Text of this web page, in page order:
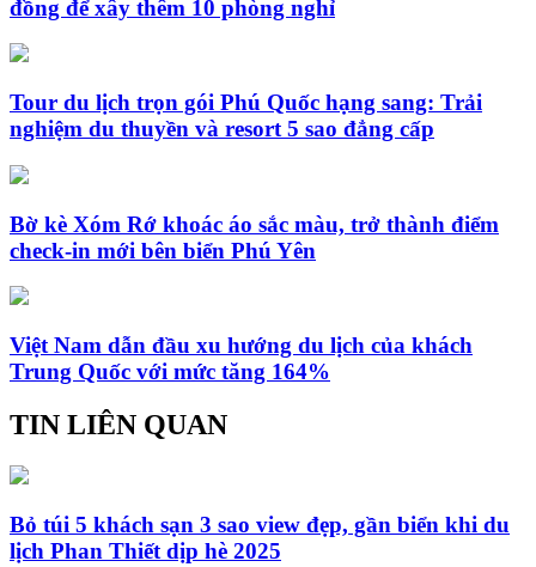
đồng để xây thêm 10 phòng nghỉ
Tour du lịch trọn gói Phú Quốc hạng sang: Trải
nghiệm du thuyền và resort 5 sao đẳng cấp
Bờ kè Xóm Rớ khoác áo sắc màu, trở thành điểm
check-in mới bên biển Phú Yên
Việt Nam dẫn đầu xu hướng du lịch của khách
Trung Quốc với mức tăng 164%
TIN LIÊN QUAN
Bỏ túi 5 khách sạn 3 sao view đẹp, gần biển khi du
lịch Phan Thiết dịp hè 2025